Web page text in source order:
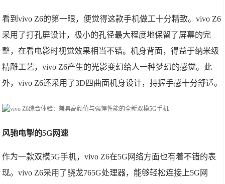
看到vivo Z6的第一眼，便觉得这款手机做工十分精致。vivo Z6
采用了打孔屏设计，极小的孔径最大程度地保留了屏幕的完
整，在看电影时视觉效果相当不错。机身背面，得益于纳米级
精雕工艺，vivo Z6产生的光影变幻给人一种梦幻的感觉。此
外，vivo Z6还采用了3D四曲面机身设计，持握手感十分舒适。
风驰电掣的5G网速
作为一款双模5G手机，vivo Z6在5G网络方面也有着不错的表
现。vivo Z6采用了骁龙765G处理器，能够轻松连接上5G网